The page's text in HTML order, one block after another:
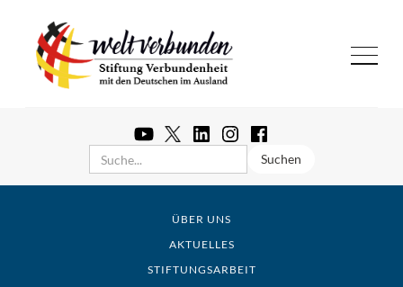
ÜBER UNS
AKTUELLES
STIFTUNGSARBEIT